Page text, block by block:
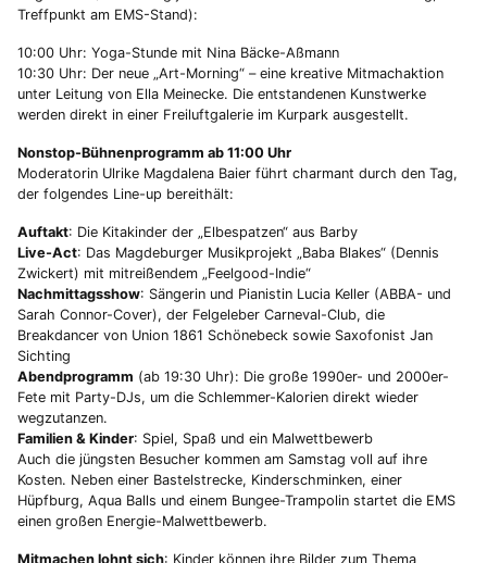
Treffpunkt am EMS-Stand):
10:00 Uhr: Yoga-Stunde mit Nina Bäcke-Aßmann
10:30 Uhr: Der neue „Art-Morning“ – eine kreative Mitmachaktion
unter Leitung von Ella Meinecke. Die entstandenen Kunstwerke
werden direkt in einer Freiluftgalerie im Kurpark ausgestellt.
Nonstop-Bühnenprogramm ab 11:00 Uhr
Moderatorin Ulrike Magdalena Baier führt charmant durch den Tag,
der folgendes Line-up bereithält:
Auftakt: Die Kitakinder der „Elbespatzen“ aus Barby
Live-Act: Das Magdeburger Musikprojekt „Baba Blakes“ (Dennis
Zwickert) mit mitreißendem „Feelgood-Indie“
Nachmittagsshow: Sängerin und Pianistin Lucia Keller (ABBA- und
Sarah Connor-Cover), der Felgeleber Carneval-Club, die
Breakdancer von Union 1861 Schönebeck sowie Saxofonist Jan
Sichting
Abendprogramm (ab 19:30 Uhr): Die große 1990er- und 2000er-
Fete mit Party-DJs, um die Schlemmer-Kalorien direkt wieder
wegzutanzen.
Familien & Kinder: Spiel, Spaß und ein Malwettbewerb
Auch die jüngsten Besucher kommen am Samstag voll auf ihre
Kosten. Neben einer Bastelstrecke, Kinderschminken, einer
Hüpfburg, Aqua Balls und einem Bungee-Trampolin startet die EMS
einen großen Energie-Malwettbewerb.
Mitmachen lohnt sich: Kinder können ihre Bilder zum Thema